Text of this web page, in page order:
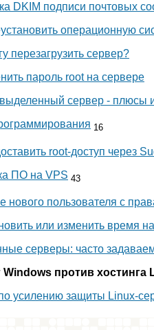
DKIM подписи почтовых
операционную
перезагрузить сервер?
пароль root на сервере
выделенный сервер - плюсы
16
root-доступ через
ПО на VPS 43
нового пользователя с
или изменить время
серверы: часто
Windows против хостинга
усилению защиты Linux-